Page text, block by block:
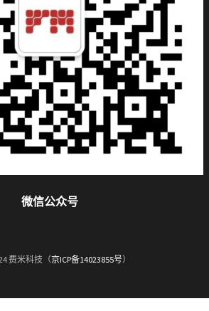
微信公众号
费米科技（京ICP备14023855号）